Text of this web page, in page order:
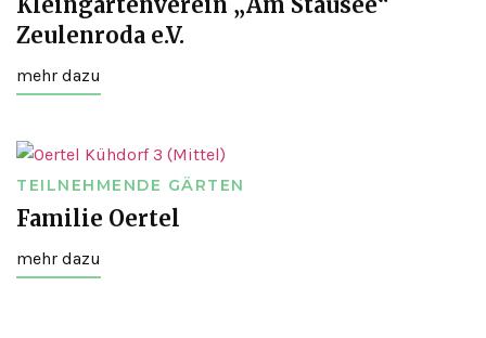
Zeulenroda e.V.
mehr dazu
TEILNEHMENDE GÄRTEN
Familie Oertel
mehr dazu